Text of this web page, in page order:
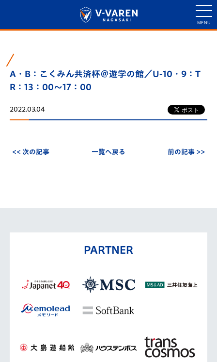
A・B：こくみん共済杯＠遊学の館／U-10・9：T
R：13：00～17：00
2022.03.04
<< 次の記事 一覧へ戻る 前の記事 >>
PARTNER